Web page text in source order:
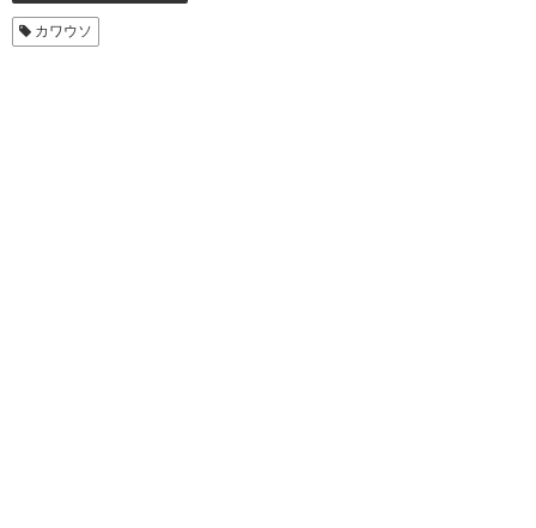
カワウソ